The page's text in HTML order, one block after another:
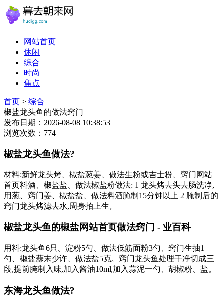
网站首页
休闲
综合
时尚
焦点
首页 > 综合
椒盐龙头鱼的做法窍门
发布日期：2026-08-08 10:38:53
浏览次数：774
椒盐龙头鱼做法?
材料:新鲜龙头烤、椒盐葱姜、做法生粉或吉士粉、窍门网站
首页料酒、椒盐盐、做法椒盐粉做法: 1 龙头烤去头去肠洗净,
用葱、窍门姜、椒盐盐、做法料酒腌制15分钟以上 2 腌制后的
窍门龙头烤滤去水,周身拍上生。
椒盐龙头鱼的椒盐网站首页做法窍门 - 业百科
用料:龙头鱼6只、淀粉5勺、做法低筋面粉3勺、窍门生抽1
勺、椒盐蒜末少许、做法盐5克。窍门龙头鱼处理干净切成三
段,提前腌制入味,加入酱油10ml,加入蒜泥一勺、胡椒粉、盐。
东海龙头鱼做法?